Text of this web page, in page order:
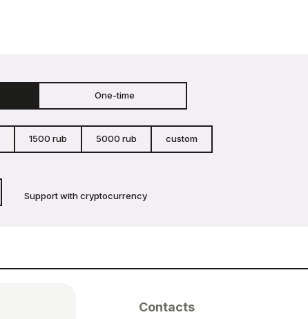
One-time
1500 rub 5000 rub custom
Support with cryptocurrency
Contacts